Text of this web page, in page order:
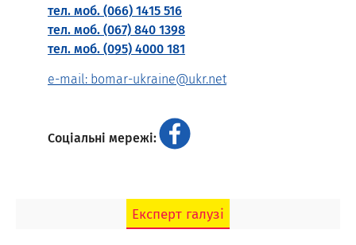
тел. моб. (066) 1415 516
тел. моб. (067) 840 1398
тел. моб. (095) 4000 181
e-mail: bomar-ukraine@ukr.net
Соціальні мережі:
Експерт галузі